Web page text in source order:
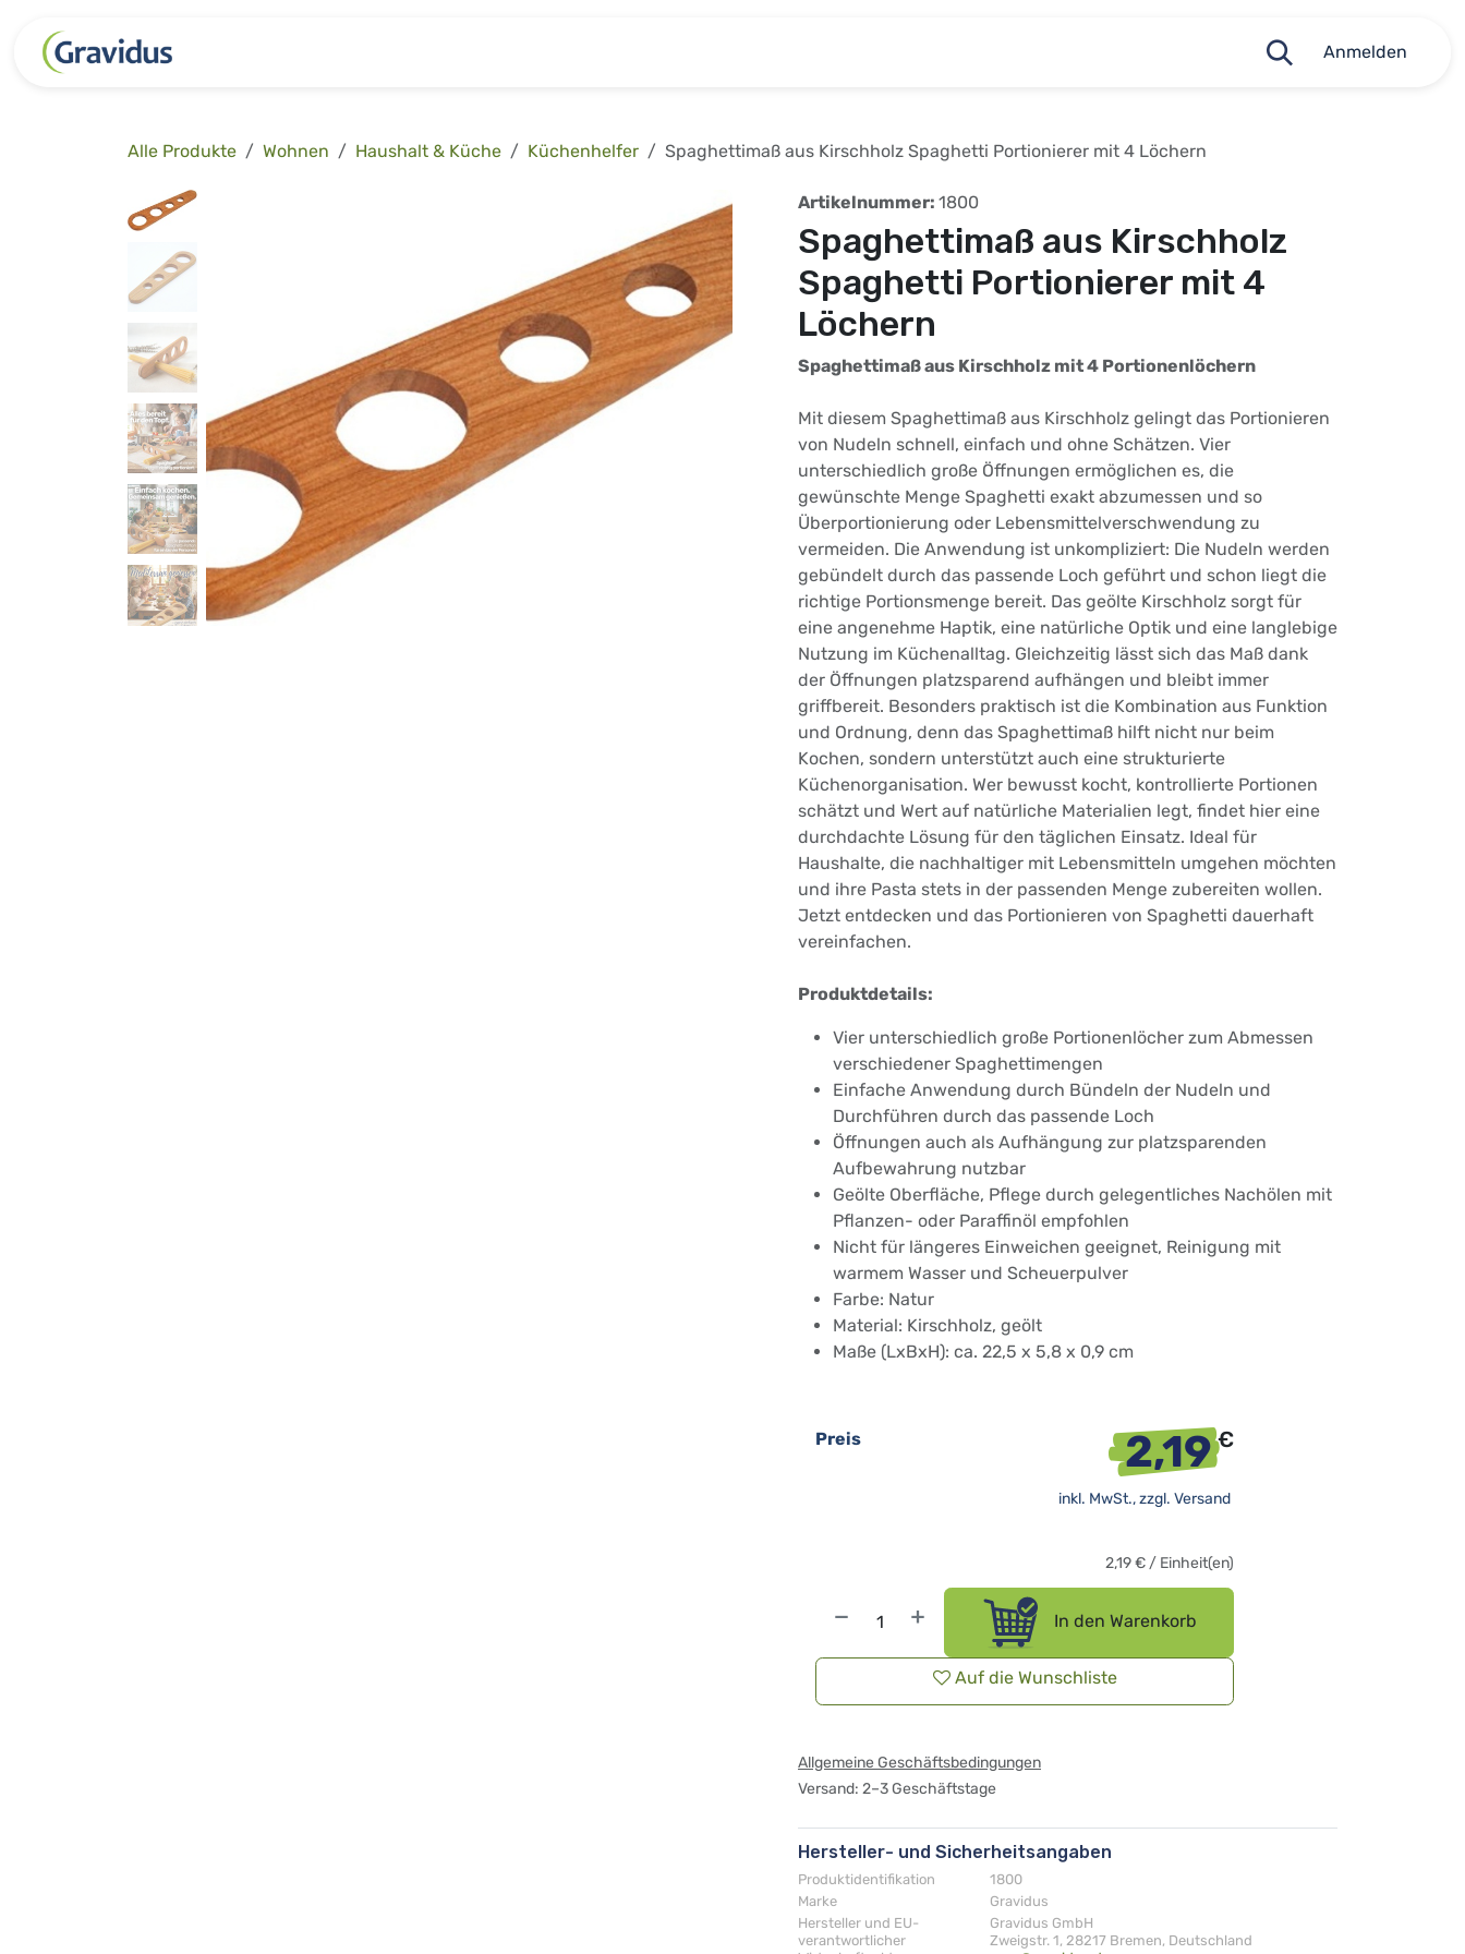
Anmelden
Alle Produkte Wohnen Haushalt & Küche Küchenhelfer Spaghettimaß aus Kirschholz Spaghetti Portionierer mit 4 Löchern
Artikelnummer: 1800
Spaghettimaß aus Kirschholz
Spaghetti Portionierer mit 4
Löchern
Spaghettimaß aus Kirschholz mit 4 Portionenlöchern
Mit diesem Spaghettimaß aus Kirschholz gelingt das Portionieren
von Nudeln schnell, einfach und ohne Schätzen. Vier
unterschiedlich große Öffnungen ermöglichen es, die
gewünschte Menge Spaghetti exakt abzumessen und so
Überportionierung oder Lebensmittelverschwendung zu
vermeiden. Die Anwendung ist unkompliziert: Die Nudeln werden
gebündelt durch das passende Loch geführt und schon liegt die
richtige Portionsmenge bereit. Das geölte Kirschholz sorgt für
eine angenehme Haptik, eine natürliche Optik und eine langlebige
Nutzung im Küchenalltag. Gleichzeitig lässt sich das Maß dank
der Öffnungen platzsparend aufhängen und bleibt immer
griffbereit. Besonders praktisch ist die Kombination aus Funktion
und Ordnung, denn das Spaghettimaß hilft nicht nur beim
Kochen, sondern unterstützt auch eine strukturierte
Küchenorganisation. Wer bewusst kocht, kontrollierte Portionen
schätzt und Wert auf natürliche Materialien legt, findet hier eine
durchdachte Lösung für den täglichen Einsatz. Ideal für
Haushalte, die nachhaltiger mit Lebensmitteln umgehen möchten
und ihre Pasta stets in der passenden Menge zubereiten wollen.
Jetzt entdecken und das Portionieren von Spaghetti dauerhaft
vereinfachen.
Produktdetails:
Vier unterschiedlich große Portionenlöcher zum Abmessen
verschiedener Spaghettimengen
Einfache Anwendung durch Bündeln der Nudeln und
Durchführen durch das passende Loch
Öffnungen auch als Aufhängung zur platzsparenden
Aufbewahrung nutzbar
Geölte Oberfläche, Pflege durch gelegentliches Nachölen mit
Pflanzen- oder Paraffinöl empfohlen
Nicht für längeres Einweichen geeignet, Reinigung mit
warmem Wasser und Scheuerpulver
Farbe: Natur
Material: Kirschholz, geölt
Maße (LxBxH): ca. 22,5 x 5,8 x 0,9 cm
In den Warenkorb
Auf die Wunschliste
Preis 2,19€
inkl. MwSt., zzgl. Versand
2,19€/ Einheit(en)
Allgemeine Geschäftsbedingungen
Versand: 2–3 Geschäftstage
Hersteller- und Sicherheitsangaben
Produktidentifikation
1800
Marke
Gravidus
Hersteller und EU-
verantwortlicher
Gravidus GmbH
Zweigstr. 1, 28217 Bremen, Deutschland